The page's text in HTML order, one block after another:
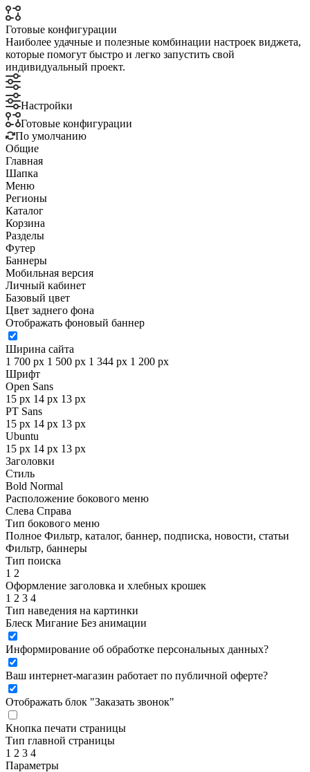
Готовые конфигурации
Наиболее удачные и полезные комбинации настроек виджета,
которые помогут быстро и легко запустить свой
индивидуальный проект.
Настройки
Готовые конфигурации
По умолчанию
Общие
Главная
Шапка
Меню
Регионы
Каталог
Корзина
Разделы
Футер
Баннеры
Мобильная версия
Личный кабинет
Базовый цвет
Цвет заднего фона
Отображать фоновый баннер
Ширина сайта
1 700 px 1 500 px 1 344 px 1 200 px
Шрифт
Open Sans
15 px 14 px 13 px
PT Sans
15 px 14 px 13 px
Ubuntu
15 px 14 px 13 px
Заголовки
Стиль
Bold Normal
Расположение бокового меню
Слева Справа
Тип бокового меню
Полное Фильтр, каталог, баннер, подписка, новости, статьи
Фильтр, баннеры
Тип поиска
1 2
Оформление заголовка и хлебных крошек
1 2 3 4
Тип наведения на картинки
Блеск Мигание Без анимации
Информирование об обработке персональных данных?
Ваш интернет-магазин работает по публичной оферте?
Отображать блок "Заказать звонок"
Кнопка печати страницы
Тип главной страницы
1 2 3 4
Параметры